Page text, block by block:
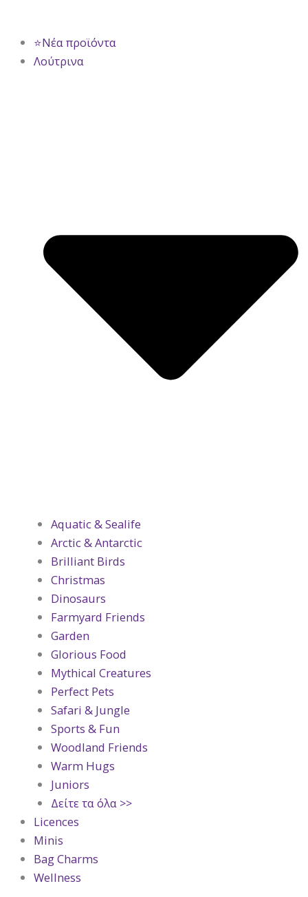
⭐Νέα προϊόντα
Λούτρινα
Aquatic & Sealife
Arctic & Antarctic
Brilliant Birds
Christmas
Dinosaurs
Farmyard Friends
Garden
Glorious Food
Mythical Creatures
Perfect Pets
Safari & Jungle
Sports & Fun
Woodland Friends
Warm Hugs
Juniors
Δείτε τα όλα >>
Licences
Minis
Bag Charms
Wellness